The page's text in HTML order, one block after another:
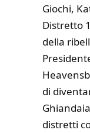
Giochi,
Distretto
della
di
distretti